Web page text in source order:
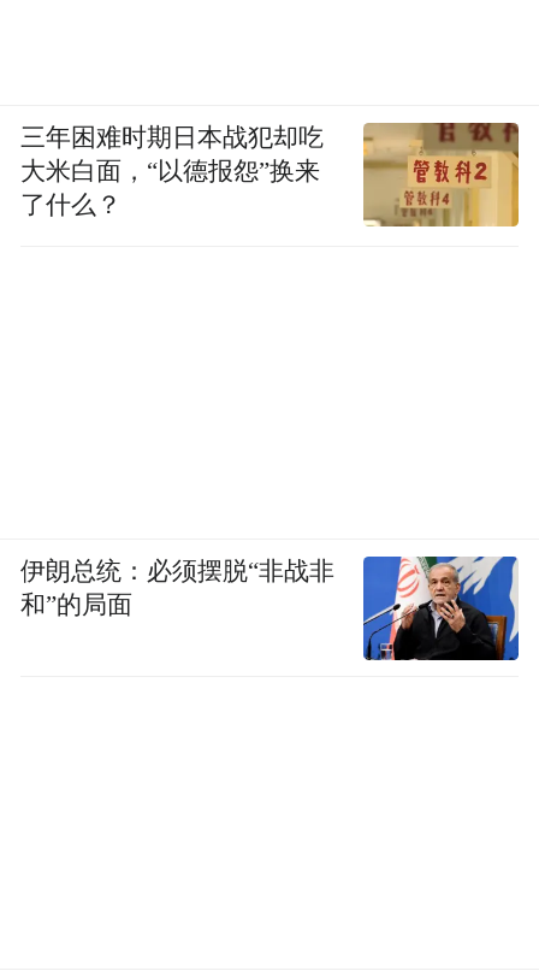
三年困难时期日本战犯却吃
大米白面，“以德报怨”换来
了什么？
伊朗总统：必须摆脱“非战非
和”的局面